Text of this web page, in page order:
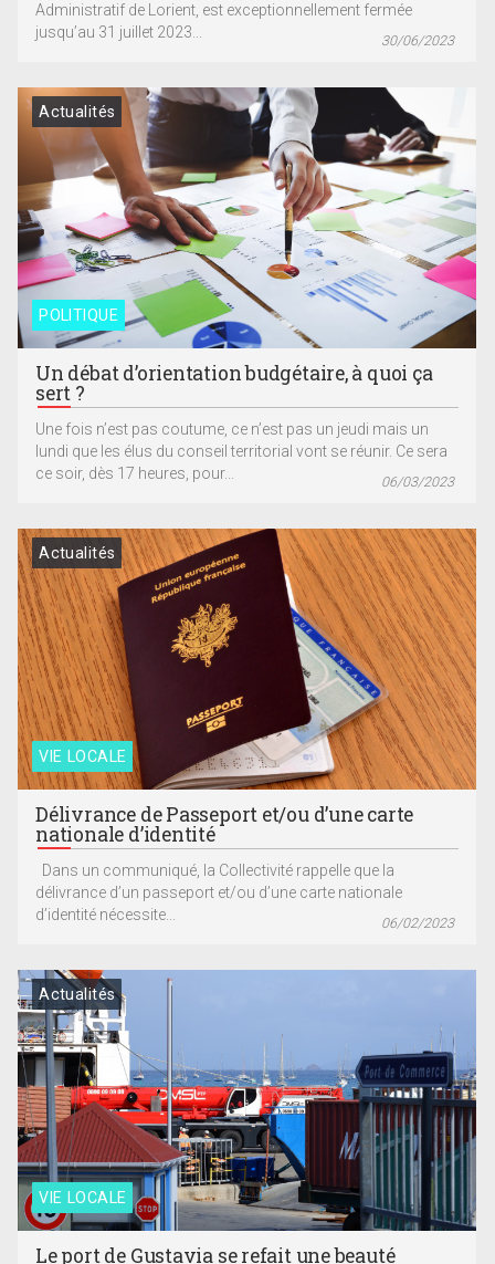
Administratif de Lorient, est exceptionnellement fermée
jusqu’au 31 juillet 2023...
30/06/2023
POLITIQUE
Actualités
Un débat d’orientation budgétaire, à quoi ça
sert ?
Une fois n’est pas coutume, ce n’est pas un jeudi mais un
lundi que les élus du conseil territorial vont se réunir. Ce sera
ce soir, dès 17 heures, pour...
06/03/2023
VIE LOCALE
Actualités
Délivrance de Passeport et/ou d’une carte
nationale d’identité
Dans un communiqué, la Collectivité rappelle que la
délivrance d’un passeport et/ou d’une carte nationale
d’identité nécessite...
06/02/2023
VIE LOCALE
Actualités
Le port de Gustavia se refait une beauté